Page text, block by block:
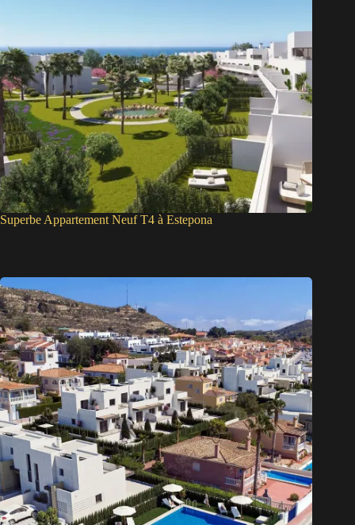
Superbe Appartement Neuf T4 à Estepona